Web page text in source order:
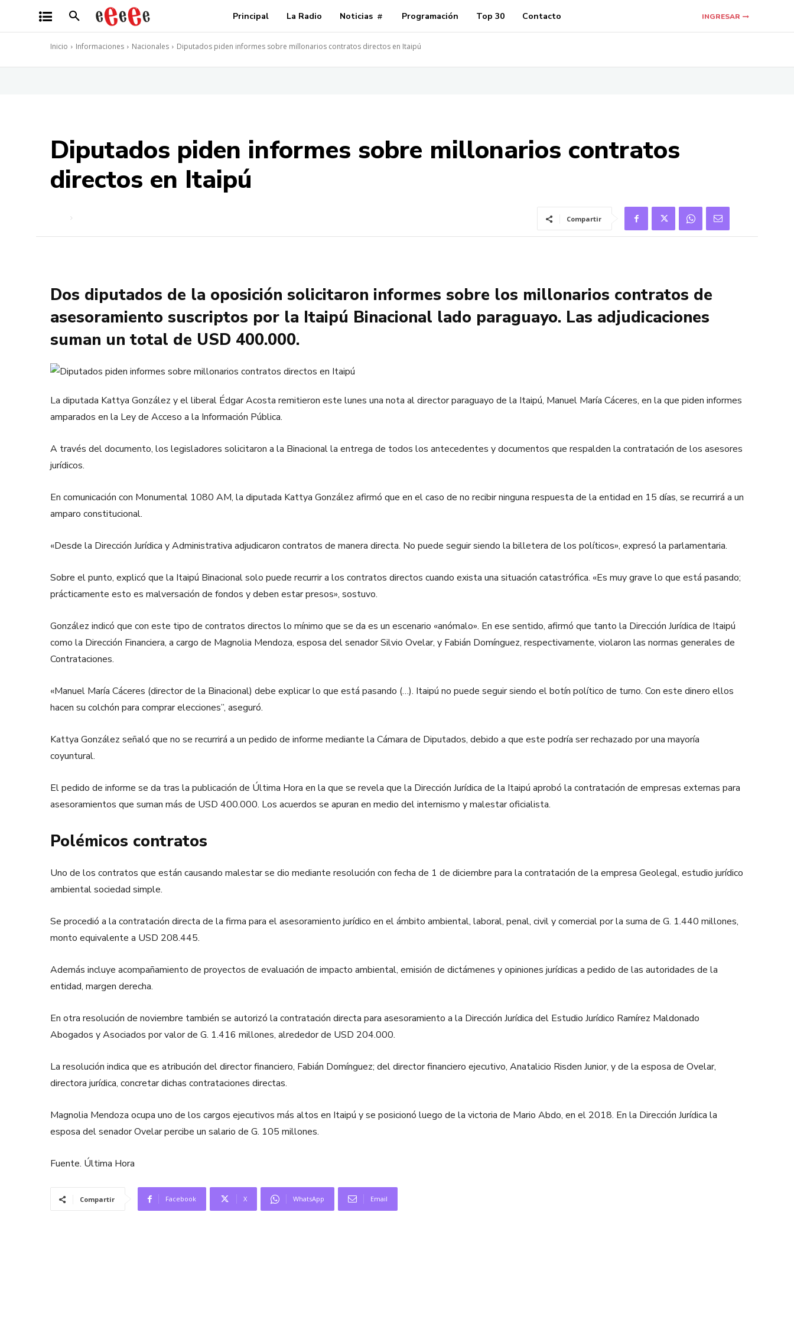
Principal La Radio Noticias Programación Top 30 Contacto INGRESAR
Inicio Informaciones Nacionales Diputados piden informes sobre millonarios contratos directos en Itaipú
Diputados piden informes sobre millonarios contratos
directos en Itaipú
Compartir
Dos diputados de la oposición solicitaron informes sobre los millonarios contratos de
asesoramiento suscriptos por la Itaipú Binacional lado paraguayo. Las adjudicaciones
suman un total de USD 400.000.
La diputada Kattya González y el liberal Édgar Acosta remitieron este lunes una nota al director paraguayo de la Itaipú, Manuel María Cáceres, en la que piden informes
amparados en la Ley de Acceso a la Información Pública.
A través del documento, los legisladores solicitaron a la Binacional la entrega de todos los antecedentes y documentos que respalden la contratación de los asesores
jurídicos.
En comunicación con Monumental 1080 AM, la diputada Kattya González afirmó que en el caso de no recibir ninguna respuesta de la entidad en 15 días, se recurrirá a un
amparo constitucional.
«Desde la Dirección Jurídica y Administrativa adjudicaron contratos de manera directa. No puede seguir siendo la billetera de los políticos», expresó la parlamentaria.
Sobre el punto, explicó que la Itaipú Binacional solo puede recurrir a los contratos directos cuando exista una situación catastrófica. «Es muy grave lo que está pasando;
prácticamente esto es malversación de fondos y deben estar presos», sostuvo.
González indicó que con este tipo de contratos directos lo mínimo que se da es un escenario «anómalo». En ese sentido, afirmó que tanto la Dirección Jurídica de Itaipú
como la Dirección Financiera, a cargo de Magnolia Mendoza, esposa del senador Silvio Ovelar, y Fabián Domínguez, respectivamente, violaron las normas generales de
Contrataciones.
«Manuel María Cáceres (director de la Binacional) debe explicar lo que está pasando (…). Itaipú no puede seguir siendo el botín político de turno. Con este dinero ellos
hacen su colchón para comprar elecciones”, aseguró.
Kattya González señaló que no se recurrirá a un pedido de informe mediante la Cámara de Diputados, debido a que este podría ser rechazado por una mayoría
coyuntural.
El pedido de informe se da tras la publicación de Última Hora en la que se revela que la Dirección Jurídica de la Itaipú aprobó la contratación de empresas externas para
asesoramientos que suman más de USD 400.000. Los acuerdos se apuran en medio del internismo y malestar oficialista.
Polémicos contratos
Uno de los contratos que están causando malestar se dio mediante resolución con fecha de 1 de diciembre para la contratación de la empresa Geolegal, estudio jurídico
ambiental sociedad simple.
Se procedió a la contratación directa de la firma para el asesoramiento jurídico en el ámbito ambiental, laboral, penal, civil y comercial por la suma de G. 1.440 millones,
monto equivalente a USD 208.445.
Además incluye acompañamiento de proyectos de evaluación de impacto ambiental, emisión de dictámenes y opiniones jurídicas a pedido de las autoridades de la
entidad, margen derecha.
En otra resolución de noviembre también se autorizó la contratación directa para asesoramiento a la Dirección Jurídica del Estudio Jurídico Ramírez Maldonado
Abogados y Asociados por valor de G. 1.416 millones, alrededor de USD 204.000.
La resolución indica que es atribución del director financiero, Fabián Domínguez; del director financiero ejecutivo, Anatalicio Risden Junior, y de la esposa de Ovelar,
directora jurídica, concretar dichas contrataciones directas.
Magnolia Mendoza ocupa uno de los cargos ejecutivos más altos en Itaipú y se posicionó luego de la victoria de Mario Abdo, en el 2018. En la Dirección Jurídica la
esposa del senador Ovelar percibe un salario de G. 105 millones.
Fuente. Última Hora
Compartir Facebook X WhatsApp Email